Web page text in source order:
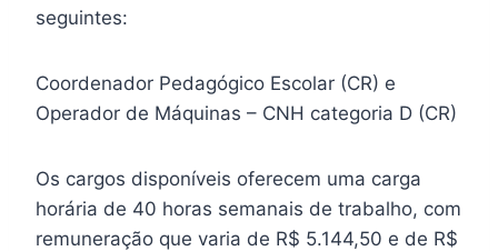
seguintes:
Coordenador Pedagógico Escolar (CR) e
Operador de Máquinas – CNH categoria D (CR)
Os cargos disponíveis oferecem uma carga
horária de 40 horas semanais de trabalho, com
remuneração que varia de R$ 5.144,50 e de R$